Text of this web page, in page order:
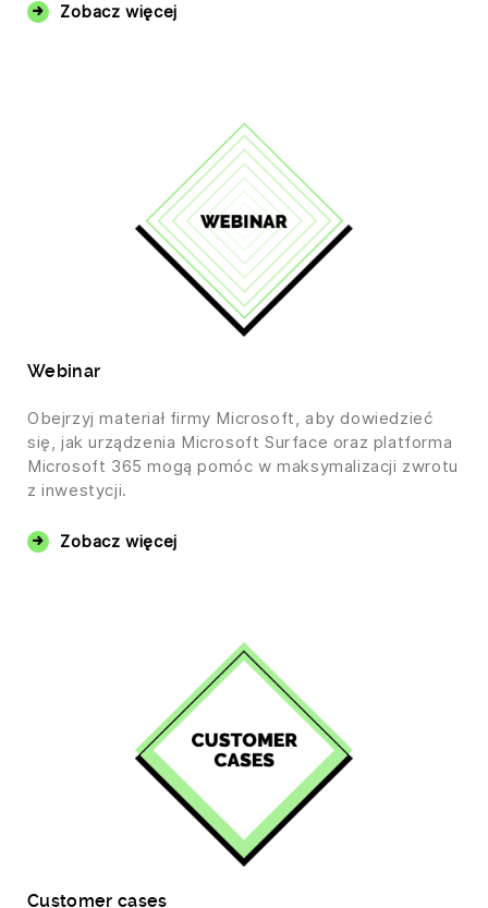
Zobacz więcej
Webinar
Obejrzyj materiał firmy Microsoft, aby dowiedzieć
się, jak urządzenia Microsoft Surface oraz platforma
Microsoft 365 mogą pomóc w maksymalizacji zwrotu
z inwestycji.
Zobacz więcej
Customer cases